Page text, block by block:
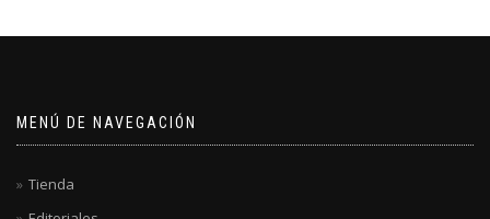
MENÚ DE NAVEGACIÓN
Tienda